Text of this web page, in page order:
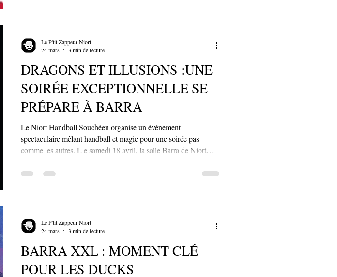
émerveiller et séduire un public toujours plus
DRAGONS ET ILLUSIONS :UNE
SOIRÉE EXCEPTIONNELLE SE
PRÉPARE À BARRA
Le Niort Handball Souchéen organise un événement
spectaculaire mêlant handball et magie pour une soirée pas
comme les autres. L e samedi 18 avril, la salle Barra de Niort
accueillera une soirée peu ordinaire, orchestrée par Le Niort
Handball Souchéen (NHBS) et mêlant compétition sportive et
avant de laisser place à un événement exceptionnel avec le ma
Le P'tit Zappeur Niort
24 mars
3 min de lecture
BARRA XXL : MOMENT CLÉ
POUR LES DUCKS
Le P'tit Zappeur Niort
24 mars
3 min de lecture